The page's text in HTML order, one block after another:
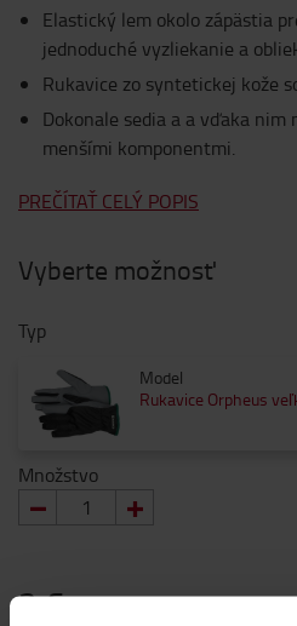
Elastický lem okolo zápästia
jednoduché vyzliekanie a
Rukavice zo syntetickej kože
Dokonale sedia a a vďaka
menšími komponentmi.
PREČÍTAŤ CELÝ POPIS
Vyberte možnosť
Typ
Model
Rukavice Orpheus
Množstvo
2 €